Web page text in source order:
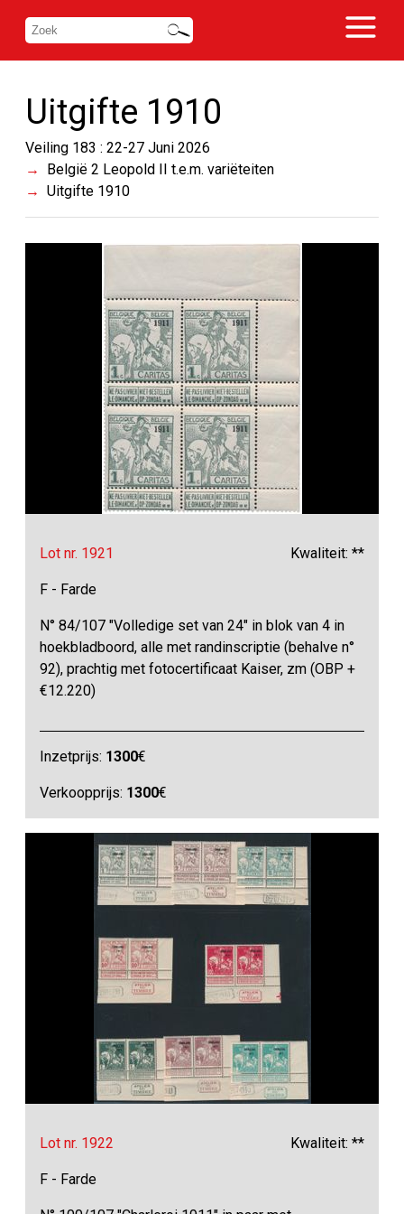
Uitgifte 1910
Veiling 183 : 22-27 Juni 2026
België 2 Leopold II t.e.m. variëteiten
Uitgifte 1910
Lot nr. 1921 Kwaliteit: **
F - Farde
N° 84/107 "Volledige set van 24" in blok van 4 in
hoekbladboord, alle met randinscriptie (behalve n°
92), prachtig met fotocertificaat Kaiser, zm (OBP +
€12.220)
Inzetprijs: 1300€
Verkoopprijs: 1300€
Lot nr. 1922 Kwaliteit: **
F - Farde